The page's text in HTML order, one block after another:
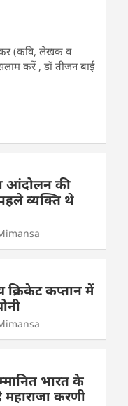
(कवि, लेखक व
करें , डॉ तीजन बाई
आंदोलन की
व्यक्ति थे
कप्तान में
भारत के
करणी